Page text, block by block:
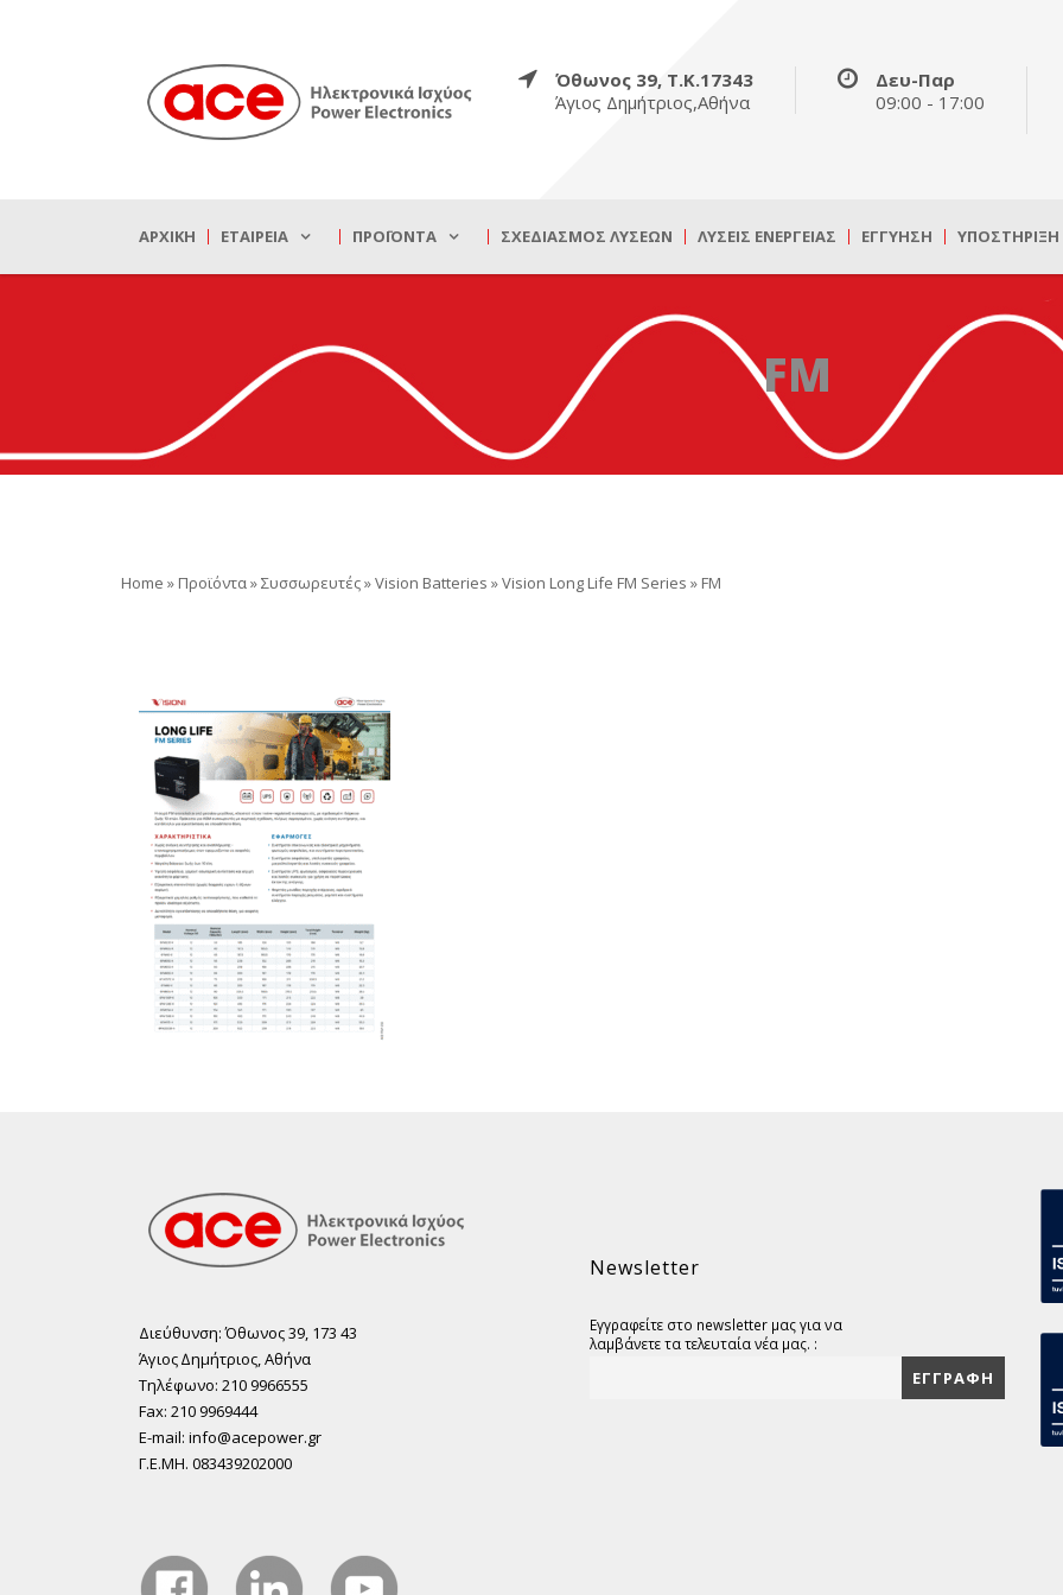
Όθωνος 39, Τ.Κ.17343
Άγιος Δημήτριος,Αθήνα
Δευ-Παρ
09:00 - 17:00
ΑΡΧΙΚΉ ΕΤΑΙΡΕΊΑ ΠΡΟΪΌΝΤΑ ΣΧΕΔΙΑΣΜΌΣ ΛΎΣΕΩΝ ΛΎΣΕΙΣ ΕΝΈΡΓΕΙΑΣ ΕΓΓΎΗΣΗ ΥΠΟΣΤΉΡΙΞΗ
FM
Home » Προϊόντα»Συσσωρευτές»Vision Batteries »Vision Long Life FM Series » FM
Διεύθυνση: Όθωνος 39, 173 43
Άγιος ∆ηµήτριος, Αθήνα
Τηλέφωνο: 210 9966555
Fax: 210 9969444
E-mail: info@acepower.gr
Γ.Ε.ΜΗ. 083439202000
Newsletter
Εγγραφείτε στο newsletter μας για να
λαμβάνετε τα τελευταία νέα μας. :